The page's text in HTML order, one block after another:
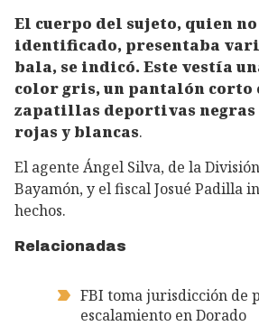
El cuerpo del sujeto, quien
identificado, presentaba
bala, se indicó. Este vestía
color gris, un pantalón corto
zapatillas deportivas negras
rojas y blancas.
El agente Ángel Silva, de la
Bayamón, y el fiscal Josué Padilla
hechos.
Relacionadas
FBI toma jurisdicción de
escalamiento en Dorado